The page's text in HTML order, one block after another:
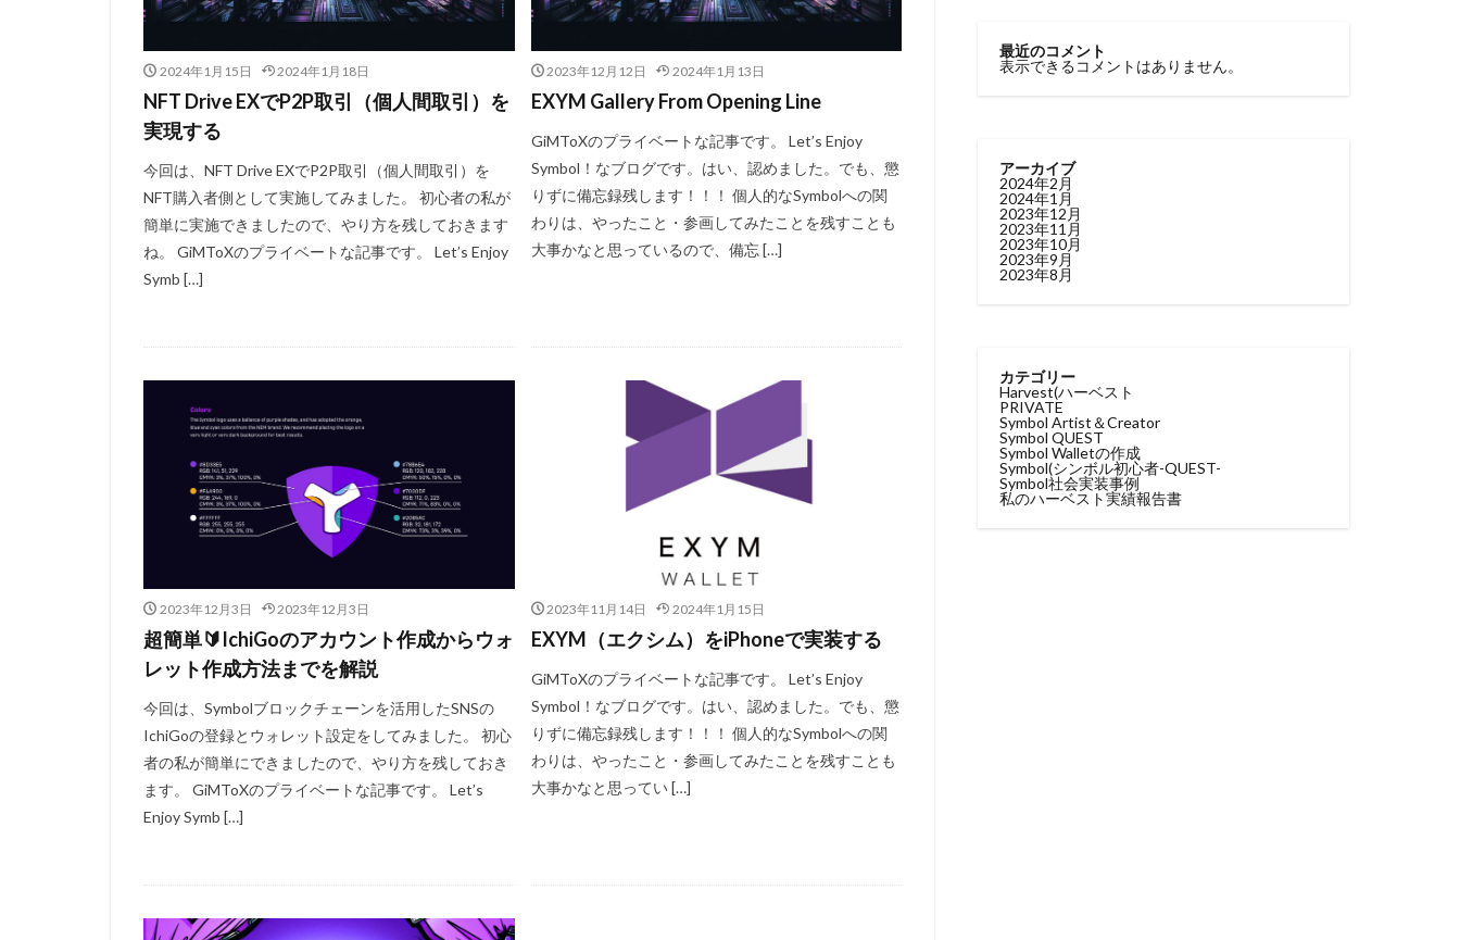
2024年1月15日 2024年1月18日
NFT Drive EXでP2P取引（個人間取引）を
実現する
今回は、NFT Drive EXでP2P取引（個人間取引）を
NFT購入者側として実施してみました。 初心者の私が
簡単に実施できましたので、やり方を残しておきます
ね。 GiMToXのプライベートな記事です。 Let’s Enjoy
Symb […]
2023年12月12日 2024年1月13日
EXYM Gallery From Opening Line
GiMToXのプライベートな記事です。 Let’s Enjoy
Symbol！なブログです。はい、認めました。でも、懲
りずに備忘録残します！！！ 個人的なSymbolへの関
わりは、やったこと・参画してみたことを残すことも
大事かなと思っているので、備忘 […]
2023年12月3日 2023年12月3日
超簡単🔰IchiGoのアカウント作成からウォ
レット作成方法までを解説
今回は、Symbolブロックチェーンを活用したSNSの
IchiGoの登録とウォレット設定をしてみました。 初心
者の私が簡単にできましたので、やり方を残しておき
ます。 GiMToXのプライベートな記事です。 Let’s
Enjoy Symb […]
2023年11月14日 2024年1月15日
EXYM（エクシム）をiPhoneで実装する
GiMToXのプライベートな記事です。 Let’s Enjoy
Symbol！なブログです。はい、認めました。でも、懲
りずに備忘録残します！！！ 個人的なSymbolへの関
わりは、やったこと・参画してみたことを残すことも
大事かなと思ってい […]
最近のコメント
表示できるコメントはありません。
アーカイブ
2024年2月
2024年1月
2023年12月
2023年11月
2023年10月
2023年9月
2023年8月
カテゴリー
Harvest(ハーベスト
PRIVATE
Symbol Artist＆Creator
Symbol QUEST
Symbol Walletの作成
Symbol(シンボル初心者-QUEST-
Symbol社会実装事例
私のハーベスト実績報告書